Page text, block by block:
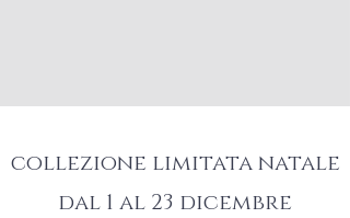
collezione limitata natale
dal 1 al 23 dicembre